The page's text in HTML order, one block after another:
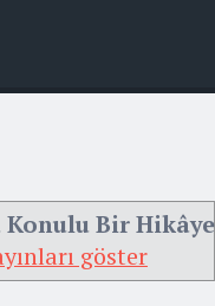
Konulu Bir Hikâye
göster